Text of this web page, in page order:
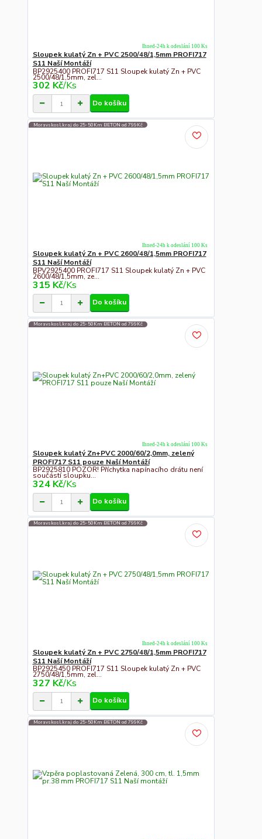
Sloupek kulatý Zn + PVC 2500/48/1,5mm PROFI717
S11 Naší Montáží
BP2925400 PROFI717 S11 Sloupek kulatý Zn + PVC
2500/48/1,5mm, zel...
302 Kč/Ks
Ihned-24h k odeslání 100 Ks
Do košíku
Moravskosl.kraj do 25-50Km BETON od 799Kč
Sloupek kulatý Zn + PVC 2600/48/1,5mm PROFI717
S11 Naší Montáží
BPV2925400 PROFI717 S11 Sloupek kulatý Zn + PVC
2600/48/1,5mm, ze...
315 Kč/Ks
Ihned-24h k odeslání 100 Ks
Do košíku
Moravskosl.kraj do 25-50Km BETON od 799Kč
Sloupek kulatý Zn+PVC 2000/60/2,0mm, zelený
PROFI717 S11 pouze Naší Montáží
BP2925810 POZOR! Příchytka napínacího drátu není
součástí sloupku...
324 Kč/Ks
Ihned-24h k odeslání 100 Ks
Do košíku
Moravskosl.kraj do 25-50Km BETON od 799Kč
Sloupek kulatý Zn + PVC 2750/48/1,5mm PROFI717
S11 Naší Montáží
BP2925450 PROFI717 S11 Sloupek kulatý Zn + PVC
2750/48/1,5mm, zel...
327 Kč/Ks
Ihned-24h k odeslání 100 Ks
Do košíku
Moravskosl.kraj do 25-50Km BETON od 799Kč